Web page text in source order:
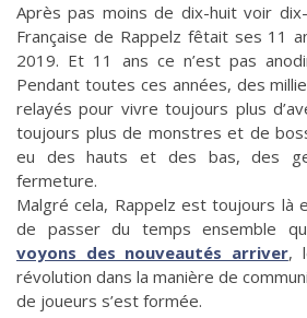
Après pas moins de dix-huit voir
Française de Rappelz fêtait ses 11
2019. Et 11 ans ce n’est pas
Pendant toutes ces années, des
relayés pour vivre toujours plus
toujours plus de monstres et de
eu des hauts et des bas, des
fermeture.
Malgré cela, Rappelz est toujours là
de passer du temps ensemble
voyons des nouveautés arriver,
révolution dans la manière de
de joueurs s’est formée.